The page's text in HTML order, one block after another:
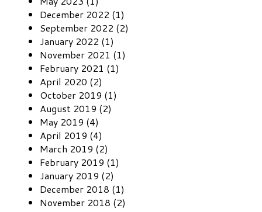
December 2022 (1)
September 2022 (2)
January 2022 (1)
November 2021 (1)
February 2021 (1)
April 2020 (2)
October 2019 (1)
August 2019 (2)
May 2019 (4)
April 2019 (4)
March 2019 (2)
February 2019 (1)
January 2019 (2)
December 2018 (1)
November 2018 (2)